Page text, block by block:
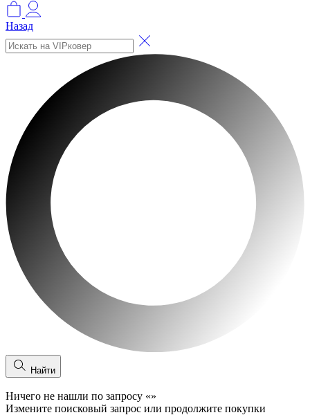
Назад
Найти
Ничего не нашли по запросу «»
Измените поисковый запрос или продолжите покупки